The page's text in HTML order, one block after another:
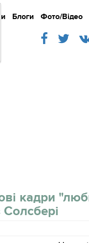
Блоги Фото/Відео
кадри
Солсбері